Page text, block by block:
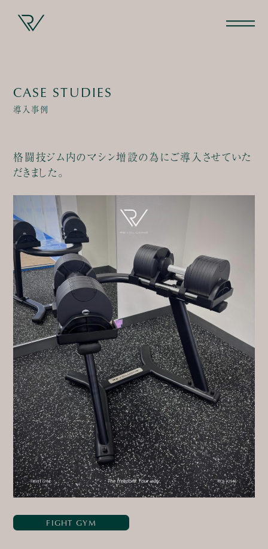
CASE STUDIES
導入事例
格闘技ジム内のマシン増設の為にご導入させていた
だきました。
FIGHT GYM